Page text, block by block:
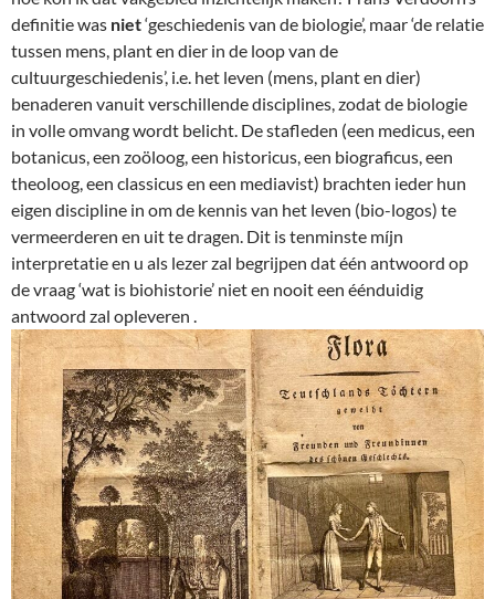
definitie was niet‘geschiedenis van de biologie’, maar ‘de relatie
tussen mens, plant en dier in de loop van de
cultuurgeschiedenis’, i.e. het leven (mens, plant en dier)
benaderen vanuit verschillende disciplines, zodat de biologie
in volle omvang wordt belicht. De stafleden (een medicus, een
botanicus, een zoöloog, een historicus, een biograficus, een
theoloog, een classicus en een mediavist) brachten ieder hun
eigen discipline in om de kennis van het leven (bio-logos) te
vermeerderen en uit te dragen. Dit is tenminste míjn
interpretatie en u als lezer zal begrijpen dat één antwoord op
de vraag ‘wat is biohistorie’ niet en nooit een éénduidig
antwoord zal opleveren .